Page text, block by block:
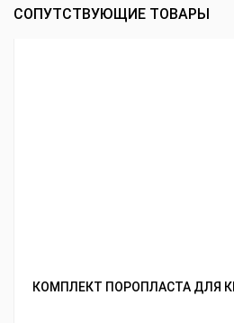
СОПУТСТВУЮЩИЕ ТОВАРЫ
КОМПЛЕКТ ПОРОПЛАСТА ДЛЯ